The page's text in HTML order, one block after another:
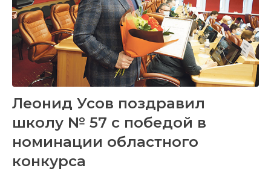
Леонид Усов поздравил
школу № 57 с победой в
номинации областного
конкурса